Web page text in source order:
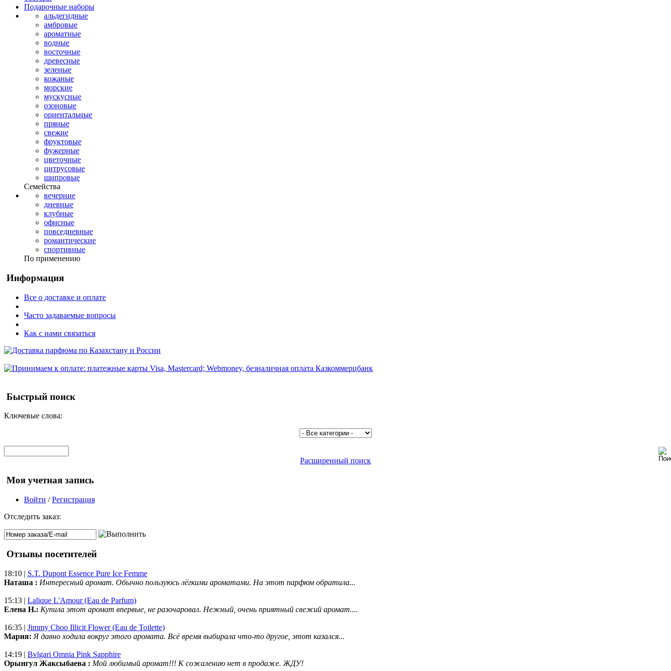
Подарочные наборы
альдегидные
амбровые
ароматные
водные
восточные
древесные
зеленые
кожаные
морские
мускусные
озоновые
ориентальные
пряные
свежие
фруктовые
фужерные
цветочные
цитрусовые
шипровые
Семейства
вечерние
дневные
клубные
офисные
повседневные
романтические
спортивные
По применению
Информация
Все о доставке и оплате
Часто задаваемые вопросы
Как с нами связаться
Быстрый поиск
Ключевые слова:
Расширенный поиск
Моя учетная запись
Войти /Регистрация
Отследить заказ:
Отзывы посетителей
18:10 | S.T. Dupont Essence Pure Ice Femme
Наташа : Интересный аромат. Обычно пользуюсь лёгкими ароматами. На этот парфюм обратила...
15:13 | Lalique L'Amour (Eau de Parfum)
Елена Н.: Купила этот аромат впервые, не разочаровал. Нежный, очень приятный свежий аромат....
16:35 | Jimmy Choo Illicit Flower (Eau de Toilette)
Мария: Я давно ходила вокруг этого аромата. Всё время выбирала что-то другое, этот казался...
14:19 | Bvlgari Omnia Pink Sapphire
Орынгул Жаксыбаева : Мой любимый аромат!!! К сожалению нет в продаже. ЖДУ!